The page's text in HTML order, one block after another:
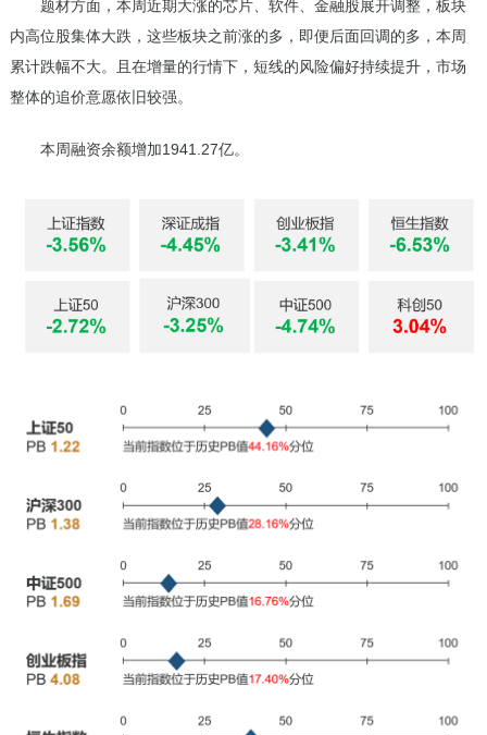
题材方面，本周近期大涨的芯片、软件、金融股展开调整，板块
内高位股集体大跌，这些板块之前涨的多，即便后面回调的多，本周
累计跌幅不大。且在增量的行情下，短线的风险偏好持续提升，市场
整体的追价意愿依旧较强。
本周融资余额增加1941.27亿。